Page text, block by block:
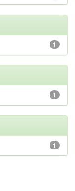
1
1
1